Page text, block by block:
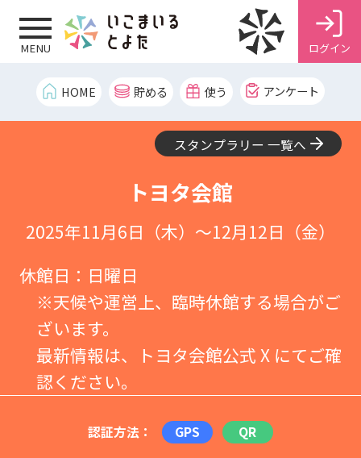
MENU ログイン
HOME 貯める 使う アンケート
スタンプラリー 一覧へ
トヨタ会館
2025年11月6日（木）～12月12日（金）
休館日：日曜日
※天候や運営上、臨時休館する場合がご
ざいます。
最新情報は、トヨタ会館公式 X にてご確
認ください。
認証方法： GPS QR